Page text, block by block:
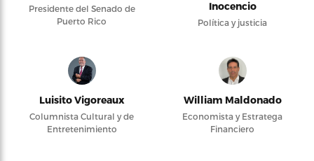
Presidente del Senado de
Puerto Rico
Inocencio
Política y justicia
Luisito Vigoreaux
Columnista Cultural y de
Entretenimiento
William Maldonado
Economista y Estratega
Financiero